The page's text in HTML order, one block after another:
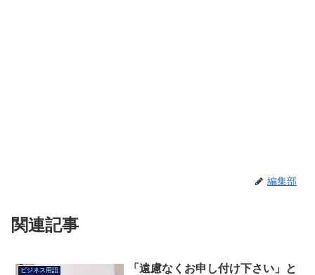
編集部
関連記事
ビジネス用語
「遠慮なくお申し付け下さい」と